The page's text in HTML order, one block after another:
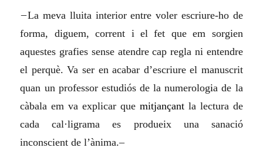
–La meva lluita interior entre voler escriure-ho de
forma, diguem, corrent i el fet que em sorgien
aquestes grafies sense atendre cap regla ni entendre
el perquè. Va ser en acabar d’escriure el manuscrit
quan un professor estudiós de la numerologia de la
càbala em va explicar que mitjançantla lectura de
cada cal·ligrama es produeix una sanació
inconscient de l’ànima.–